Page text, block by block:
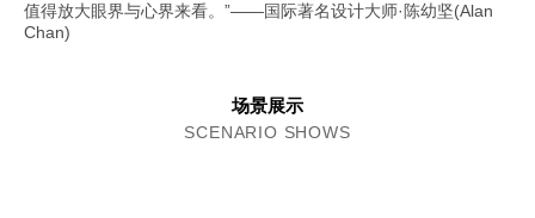
值得放大眼界与心界来看。”——国际著名设计大师·陈幼坚(Alan
Chan)
场景展示
SCENARIO SHOWS